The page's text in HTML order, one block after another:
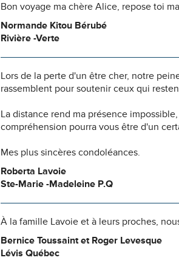
Bon voyage ma chère Alice, repose toi
Normande Kitou Bérubé
Rivière -Verte
Lors de la perte d'un être cher, notre
rassemblent pour soutenir ceux qui
La distance rend ma présence
compréhension pourra vous être d'un
Mes plus sincères condoléances.
Roberta Lavoie
Ste-Marie -Madeleine P.Q
À la famille Lavoie et à leurs proches,
Bernice Toussaint et Roger Levesque
Lévis Québec